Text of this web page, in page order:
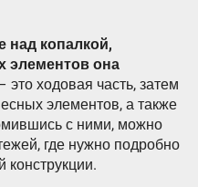
над копалкой,
элементов она
ходовая часть, затем
элементов, а также
с ними, можно
где нужно подробно
конструкции.